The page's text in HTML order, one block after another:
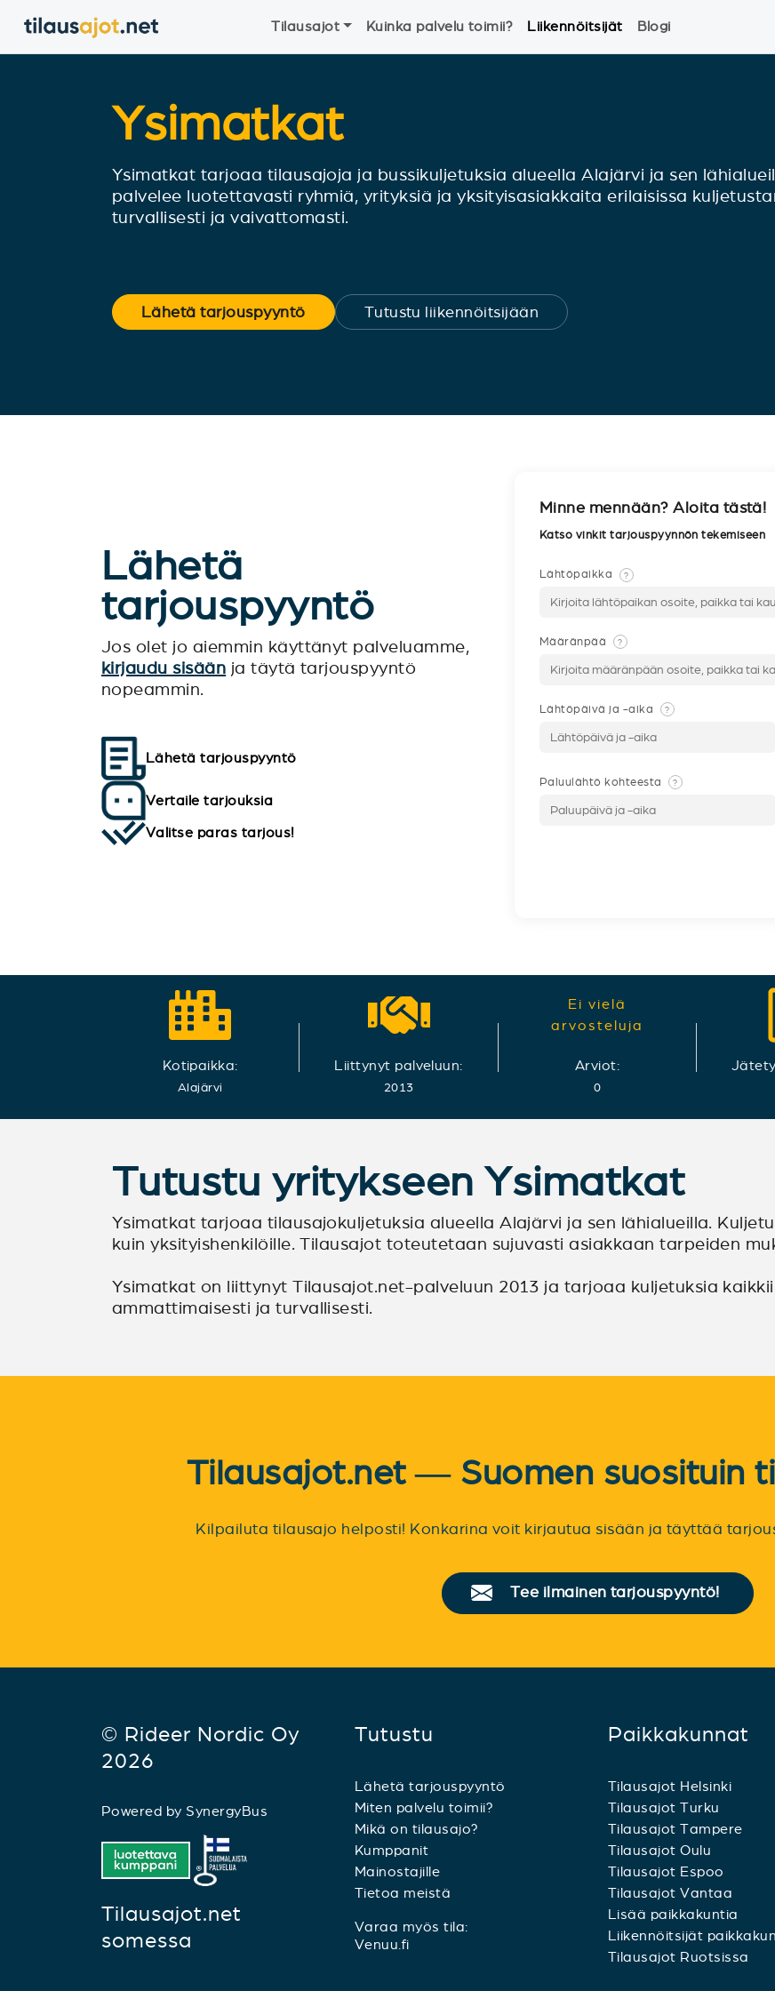
Tilausajot Kuinka palvelu toimii? Liikennöitsijät Blogi
Ysimatkat
Ysimatkat tarjoaa tilausajoja ja bussikuljetuksia alueella Alajärvi ja sen
palvelee luotettavasti ryhmiä, yrityksiä ja yksityisasiakkaita erilaisissa
turvallisesti ja vaivattomasti.
Lähetä tarjouspyyntö Tutustu liikennöitsijään
Lähetä
tarjouspyyntö
Jos olet jo aiemmin käyttänyt palveluamme,
kirjaudu sisään ja täytä tarjouspyyntö
nopeammin.
Lähetä tarjouspyyntö
Vertaile tarjouksia
Valitse paras tarjous!
Minne mennään? Aloita tästä!
Katso vinkit tarjouspyynnön tekemiseen
Lähtöpaikka ?
Määränpää ?
Lähtöpäivä ja -aika ?
Paluulähtö kohteesta ?
Kotipaikka:
Alajärvi
Liittynyt palveluun:
2013
Ei vielä
arvosteluja
Arviot:
0
Tutustu yritykseen Ysimatkat
Ysimatkat tarjoaa tilausajokuljetuksia alueella Alajärvi ja sen lähialueilla.
kuin yksityishenkilöille. Tilausajot toteutetaan sujuvasti asiakkaan tarpeiden
Ysimatkat on liittynyt Tilausajot.net-palveluun 2013 ja tarjoaa kuljetuksia
ammattimaisesti ja turvallisesti.
Tilausajot.net — Suomen suosituin
Kilpailuta tilausajo helposti! Konkarina voit kirjautua sisään ja täyttää
Tee ilmainen tarjouspyyntö!
© Rideer Nordic Oy
2026
Powered by SynergyBus
Tilausajot.net
somessa
Tutustu
Lähetä tarjouspyyntö
Miten palvelu toimii?
Mikä on tilausajo?
Kumppanit
Mainostajille
Tietoa meistä
Varaa myös tila:
Venuu.fi
Paikkakunnat
Tilausajot Helsinki
Tilausajot Turku
Tilausajot Tampere
Tilausajot Oulu
Tilausajot Espoo
Tilausajot Vantaa
Lisää paikkakuntia
Liikennöitsijät
Tilausajot Ruotsissa